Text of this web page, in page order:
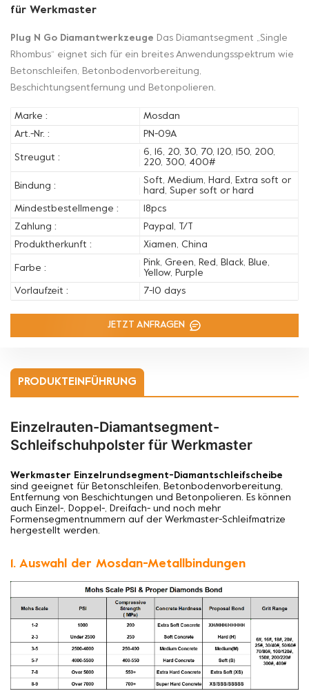
für Werkmaster
Plug N Go Diamantwerkzeuge Das Diamantsegment „Single
Rhombus“ eignet sich für ein breites Anwendungsspektrum wie
Betonschleifen, Betonbodenvorbereitung,
Beschichtungsentfernung und Betonpolieren.
Marke :
Mosdan
Art.-Nr. :
PN-09A
Streugut :
6, 16, 20, 30, 70, 120, 150, 200,
220, 300, 400#
Bindung :
Soft, Medium, Hard, Extra soft or
hard, Super soft or hard
Mindestbestellmenge :
18pcs
Zahlung :
Paypal, T/T
Produktherkunft :
Xiamen, China
Farbe :
Pink, Green, Red, Black, Blue,
Yellow, Purple
Vorlaufzeit :
7-10 days
JETZT ANFRAGEN
PRODUKTEINFÜHRUNG
Einzelrauten-Diamantsegment-
Schleifschuhpolster für Werkmaster
Werkmaster Einzelrundsegment-Diamantschleifscheibe
sind geeignet für Betonschleifen, Betonbodenvorbereitung,
Entfernung von Beschichtungen und Betonpolieren. Es können
auch Einzel-, Doppel-, Dreifach- und noch mehr
Formensegmentnummern auf der Werkmaster-Schleifmatrize
hergestellt werden.
1. Auswahl der Mosdan-Metallbindungen